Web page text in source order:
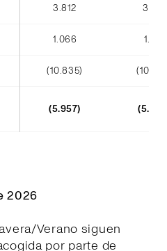
3.812 3.791
1.066 1.128
(10.835)
(5.957)
2026
Verano siguen
por parte de